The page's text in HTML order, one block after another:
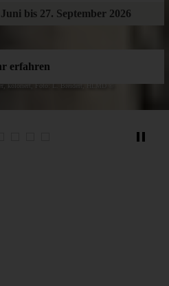
koloriert, Foto: L. Breidert, HLMD ©
Juni bis 27. September 2026
erfahren